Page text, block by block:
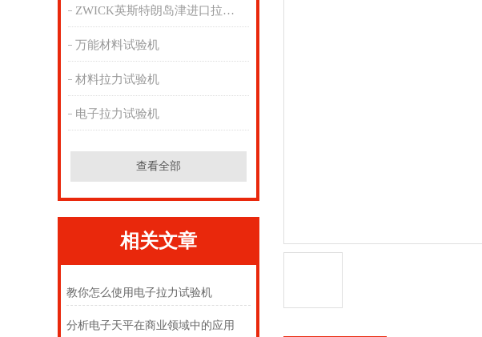
ZWICK英斯特朗岛津进口拉力机
万能材料试验机
材料拉力试验机
电子拉力试验机
查看全部
相关文章
教你怎么使用电子拉力试验机
分析电子天平在商业领域中的应用